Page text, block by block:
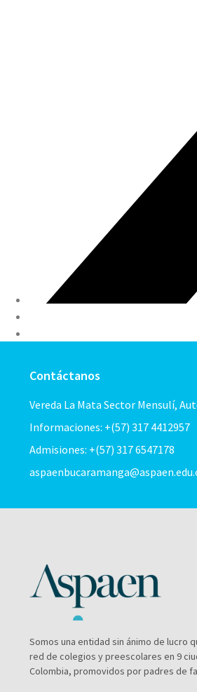
Contáctanos
Vereda La Mata Sector Mensulí,
Informaciones: +(57) 317 4412957
Admisiones: +(57) 317 6547178
Somos una entidad sin ánimo de lucro
red de colegios y preescolares en 9
Colombia, promovidos por padres de